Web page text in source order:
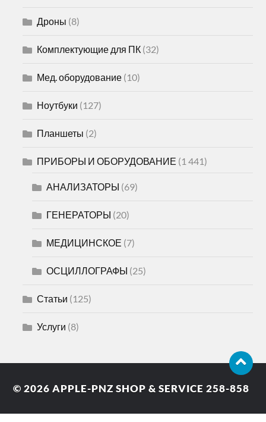
Дроны (8)
Комплектующие для ПК (32)
Мед. оборудование (10)
Ноутбуки (127)
Планшеты (2)
ПРИБОРЫ И ОБОРУДОВАНИЕ (1 441)
АНАЛИЗАТОРЫ (69)
ГЕНЕРАТОРЫ (20)
МЕДИЦИНСКОЕ (7)
ОСЦИЛЛОГРАФЫ (25)
Статьи (125)
Услуги (8)
© 2026APPLE-PNZ SHOP & SERVICE 258-858